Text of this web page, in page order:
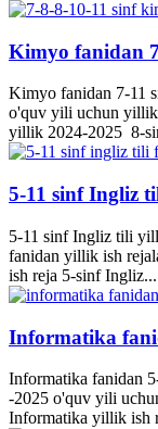
Kimyo fanidan
Kimyo fanidan 7-11
o'quv yili uchun
yillik 2024-2025 8-
5-11 sinf Ingliz
5-11 sinf Ingliz tili
fanidan yillik ish
ish reja 5-sinf Ingliz...
Informatika
Informatika fanidan
-2025 o'quv yili
Informatika yillik ish